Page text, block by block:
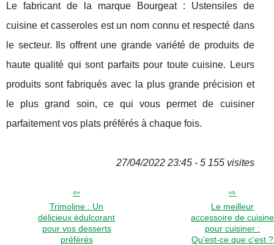
Le fabricant de la marque Bourgeat : Ustensiles de
cuisine et casseroles est un nom connu et respecté dans
le secteur. Ils offrent une grande variété de produits de
haute qualité qui sont parfaits pour toute cuisine. Leurs
produits sont fabriqués avec la plus grande précision et
le plus grand soin, ce qui vous permet de cuisiner
parfaitement vos plats préférés à chaque fois.
27/04/2022 23:45 - 5 155 visites
Trimoline : Un
délicieux édulcorant
pour vos desserts
préférés
Le meilleur
accessoire de cuisine
pour cuisiner :
Qu'est-ce que c'est ?